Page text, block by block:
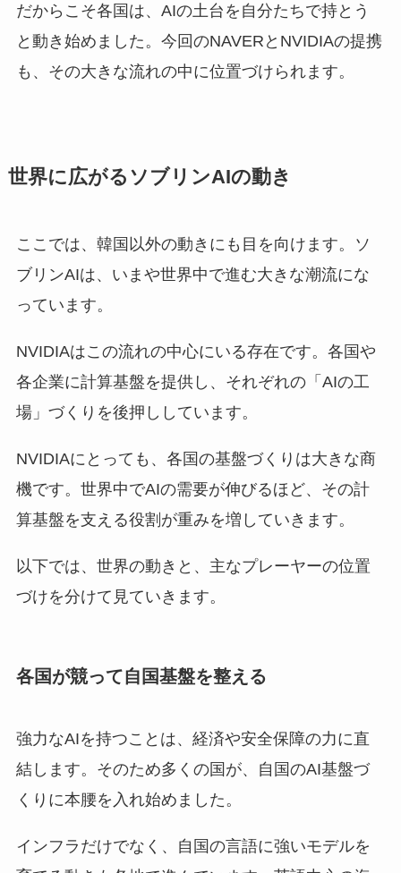
だからこそ各国は、AIの土台を自分たちで持とう
と動き始めました。今回のNAVERとNVIDIAの提携
も、その大きな流れの中に位置づけられます。
世界に広がるソブリンAIの動き
ここでは、韓国以外の動きにも目を向けます。ソ
ブリンAIは、いまや世界中で進む大きな潮流にな
っています。
NVIDIAはこの流れの中心にいる存在です。各国や
各企業に計算基盤を提供し、それぞれの「AIの工
場」づくりを後押ししています。
NVIDIAにとっても、各国の基盤づくりは大きな商
機です。世界中でAIの需要が伸びるほど、その計
算基盤を支える役割が重みを増していきます。
以下では、世界の動きと、主なプレーヤーの位置
づけを分けて見ていきます。
各国が競って自国基盤を整える
強力なAIを持つことは、経済や安全保障の力に直
結します。そのため多くの国が、自国のAI基盤づ
くりに本腰を入れ始めました。
インフラだけでなく、自国の言語に強いモデルを